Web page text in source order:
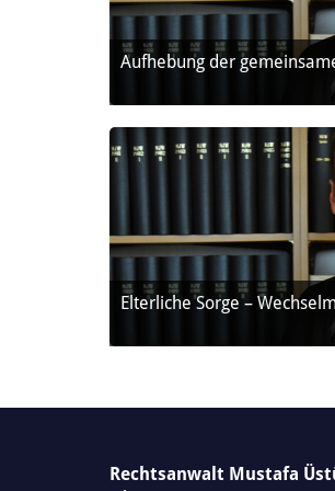
Aufhebung der
Elterliche Sorge –
Rechtsanwalt Mustafa